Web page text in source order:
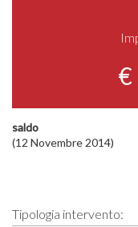
€
saldo
(12 Novembre 2014)
Tipologia intervento: